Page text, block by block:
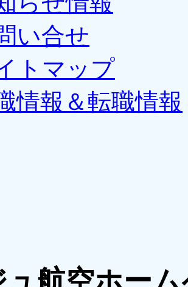
い合せ
トマップ
情報＆転職情報